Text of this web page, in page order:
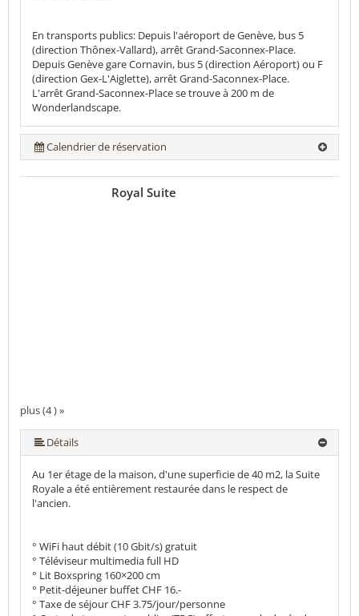
En transports publics: Depuis l'aéroport de Genève, bus 5
(direction Thônex-Vallard), arrêt Grand-Saconnex-Place.
Depuis Genève gare Cornavin, bus 5 (direction Aéroport) ou F
(direction Gex-L'Aiglette), arrêt Grand-Saconnex-Place.
L'arrêt Grand-Saconnex-Place se trouve à 200 m de
Wonderlandscape.
Calendrier de réservation
plus (4 ) »
Royal Suite
Détails
Au 1er étage de la maison, d'une superficie de 40 m2, la Suite
Royale a été entièrement restaurée dans le respect de
l'ancien.
° WiFi haut débit (10 Gbit/s) gratuit
° Téléviseur multimedia full HD
° Lit Boxspring 160×200 cm
° Petit-déjeuner buffet CHF 16.-
° Taxe de séjour CHF 3.75/jour/personne